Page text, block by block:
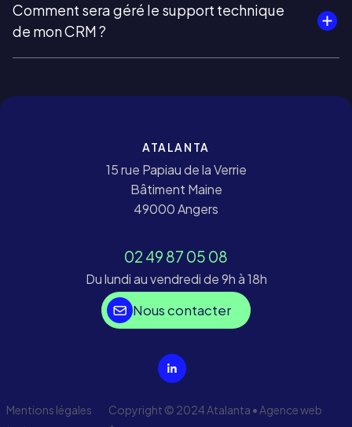
Comment sera géré le support technique
de mon CRM ?
ATALANTA
15 rue Papiau de la Verrie
Bâtiment Maine
49000 Angers
02 49 87 05 08
Du lundi au vendredi de 9h à 18h
Nous contacter
Mentions légales
Copyright © 2024 Atalanta • Agence web